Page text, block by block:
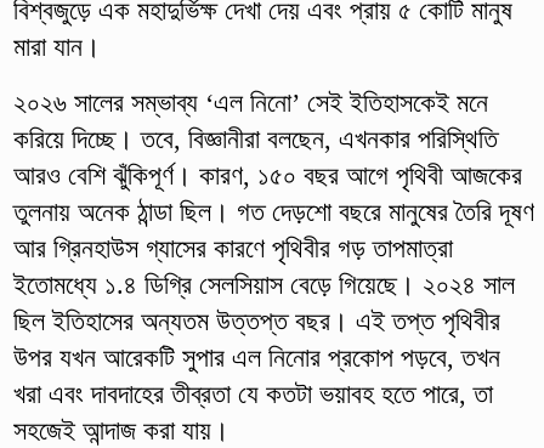
বিশ্বজুড়ে এক মহাদুর্ভিক্ষ দেখা দেয় এবং প্রায় ৫ কোটি মানুষ
মারা যান।
২০২৬ সালের সম্ভাব্য ‘এল নিনো’ সেই ইতিহাসকেই মনে
করিয়ে দিচ্ছে। তবে, বিজ্ঞানীরা বলছেন, এখনকার পরিস্থিতি
আরও বেশি ঝুঁকিপূর্ণ। কারণ, ১৫০ বছর আগে পৃথিবী আজকের
তুলনায় অনেক ঠান্ডা ছিল। গত দেড়শো বছরে মানুষের তৈরি দূষণ
আর গ্রিনহাউস গ্যাসের কারণে পৃথিবীর গড় তাপমাত্রা
ইতোমধ্যে ১.৪ ডিগ্রি সেলসিয়াস বেড়ে গিয়েছে। ২০২৪ সাল
ছিল ইতিহাসের অন্যতম উত্তপ্ত বছর। এই তপ্ত পৃথিবীর
উপর যখন আরেকটি সুপার এল নিনোর প্রকোপ পড়বে, তখন
খরা এবং দাবদাহের তীব্রতা যে কতটা ভয়াবহ হতে পারে, তা
সহজেই আন্দাজ করা যায়।